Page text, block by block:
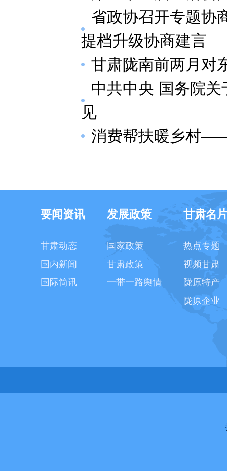
省政协召开专题协
提档升级协商建言
甘肃陇南前两月对
中共中央 国务院
见
消费帮扶暖乡村——
要闻资讯
甘肃动态
国内新闻
国际简讯
发展政策
国家政策
甘肃政策
一带一路舆情
甘肃名
热点专题
视频甘肃
陇原特产
陇原企业